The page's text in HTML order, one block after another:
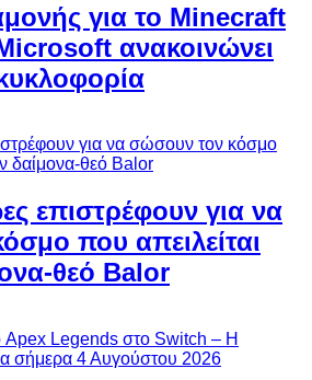
για το Minecraft
ανακοινώνει
επιστρέφουν για να
που απειλείται
θεό Balor